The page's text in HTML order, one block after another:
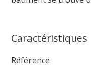
Caractéristiques
Référence